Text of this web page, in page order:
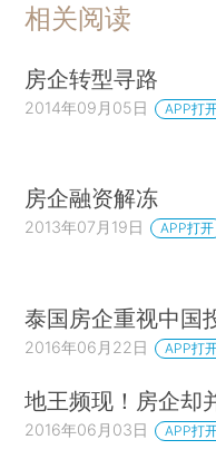
相关阅读
房企转型寻路
2014年09月05日 APP打
房企融资解冻
2013年07月19日 APP打开
泰国房企重视中国
2016年06月22日 APP打
地王频现！房企却
2016年06月03日 APP打